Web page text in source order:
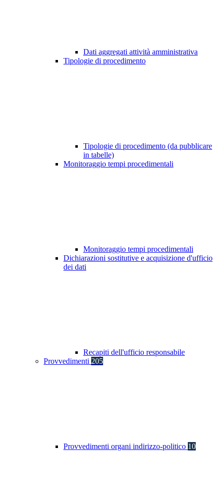
Dati aggregati attività amministrativa
Tipologie di procedimento
Tipologie di procedimento (da pubblicare
in tabelle)
Monitoraggio tempi procedimentali
Monitoraggio tempi procedimentali
Dichiarazioni sostitutive e acquisizione d'ufficio
dei dati
Recapiti dell'ufficio responsabile
Provvedimenti 205
Provvedimenti organi indirizzo-politico 10